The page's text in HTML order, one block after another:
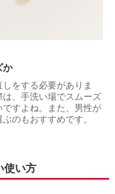
か
をする必要がありま
、手洗い場でスムーズ
すよね。また、男性が
のもおすすめです。
使い方